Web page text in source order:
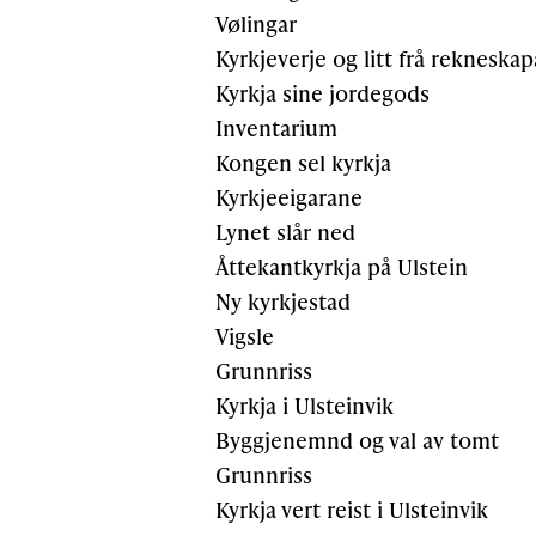
Vølingar
Kyrkjeverje og litt frå
Kyrkja sine jordegods
Inventarium
Kongen sel kyrkja
Kyrkjeeigarane
Lynet slår ned
Åttekantkyrkja på Ulstein
Ny kyrkjestad
Vigsle
Grunnriss
Kyrkja i Ulsteinvik
Byggjenemnd og val av tomt
Grunnriss
Kyrkja vert reist i Ulsteinvik